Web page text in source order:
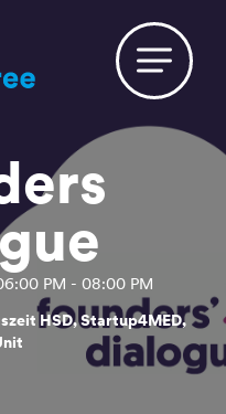
PM - 08:00 PM
HSD, Startup4MED,